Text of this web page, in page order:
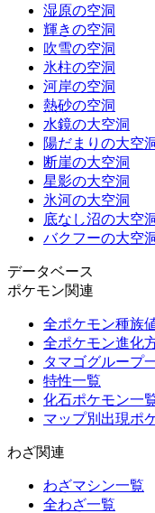
湿原の空洞
輝きの空洞
吹雪の空洞
氷柱の空洞
河岸の空洞
熱砂の空洞
水鏡の大空洞
陽だまりの大空
断崖の大空洞
星影の大空洞
氷河の大空洞
底なし沼の大空
バクフーの大空
データベース
ポケモン関連
全ポケモン種族
全ポケモン進化
タマゴグループ
特性一覧
化石ポケモン一
マップ別出現ポ
わざ関連
わざマシン一覧
全わざ一覧